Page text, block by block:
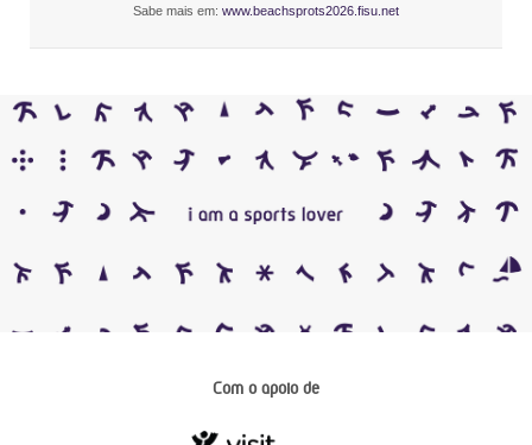
Sabe mais em: www.beachsprots2026.fisu.net
Com o apoio de